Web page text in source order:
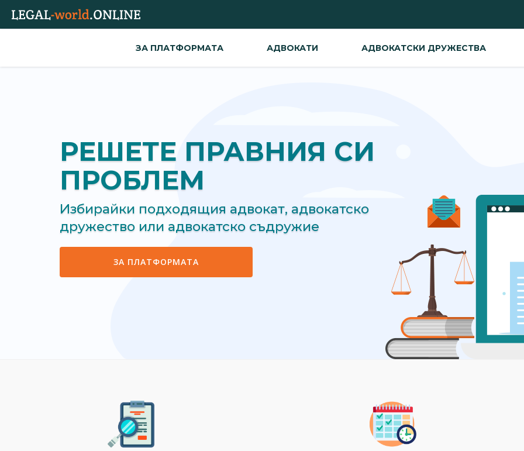
ЗА ПЛАТФОРМАТА АДВОКАТИ АДВОКАТСКИ ДРУЖЕСТВА
РЕШЕТЕ ПРАВНИЯ СИ
ПРОБЛЕМ
Избирайки подходящия адвокат, адвокатско
дружество или адвокатско съдружие
ЗА ПЛАТФОРМАТА